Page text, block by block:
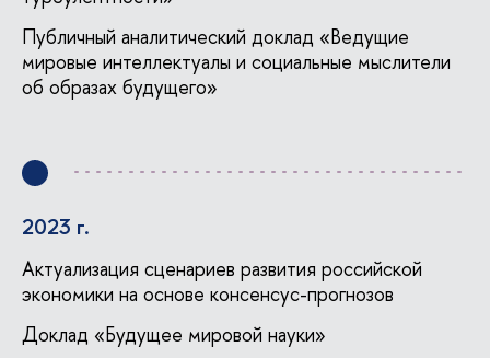
Публичный аналитический доклад «Ведущие
мировые интеллектуалы и социальные мыслители
об образах будущего»
2023 г.
Актуализация сценариев развития российской
экономики на основе консенсус-прогнозо
Доклад «Будущее мировой науки»